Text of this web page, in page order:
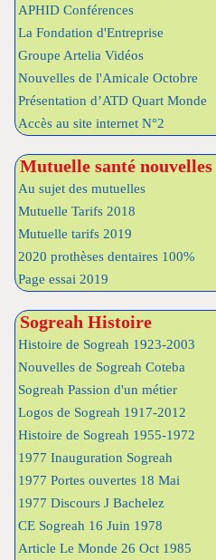
APHID Conférences
La Fondation d'Entreprise
Groupe Artelia Vidéos
Nouvelles de l'Amicale Octobre
Présentation d’ATD Quart Monde
Accès au site internet N°2
Mutuelle santé nouvelles
Au sujet des mutuelles
Mutuelle Tarifs 2018
Mutuelle tarifs 2019
2020 prothèses dentaires 100%
Page essai 2019
Sogreah Histoire
Histoire de Sogreah 1923-2003
Nouvelles de Sogreah Coteba
Sogreah Passion d'un métier
Logos de Sogreah 1917-2012
Histoire de Sogreah 1955-1972
1977 Inauguration Sogreah
1977 Portes ouvertes 18 Mai
1977 Discours J Bachelez
CE Sogreah 16 Juin 1978
Article Le Monde 26 Oct 1985